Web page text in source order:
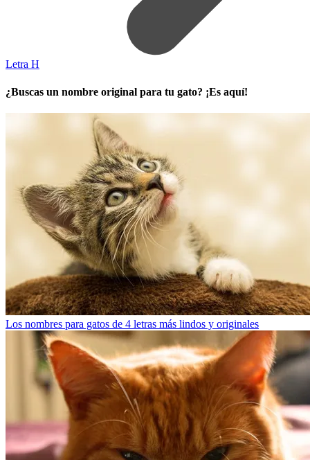
Letra H
¿Buscas un nombre original para tu gato? ¡Es aquí!
Los nombres para gatos de 4 letras más lindos y originales